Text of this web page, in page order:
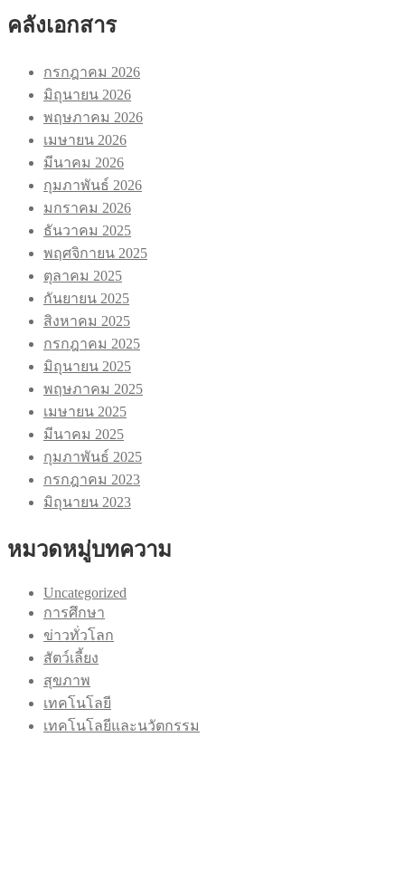
คลังเอกสาร
กรกฎาคม 2026
มิถุนายน 2026
พฤษภาคม 2026
เมษายน 2026
มีนาคม 2026
กุมภาพันธ์ 2026
มกราคม 2026
ธันวาคม 2025
พฤศจิกายน 2025
ตุลาคม 2025
กันยายน 2025
สิงหาคม 2025
กรกฎาคม 2025
มิถุนายน 2025
พฤษภาคม 2025
เมษายน 2025
มีนาคม 2025
กุมภาพันธ์ 2025
กรกฎาคม 2023
มิถุนายน 2023
หมวดหมู่บทความ
Uncategorized
การศึกษา
ข่าวทั่วโลก
สัตว์เลี้ยง
สุขภาพ
เทคโนโลยี
เทคโนโลยีและนวัตกรรม